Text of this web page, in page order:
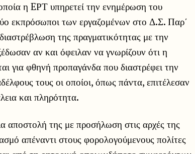
η EΡΤ υπηρετεί την ενημέρωση του
εκπρόσωποι των εργαζομένων στο Δ.Σ. Παρ΄
της πραγματικότητας με την
αν και όφειλαν να γνωρίζουν ότι η
για φθηνή προπαγάνδα που διαστρέφει την
τους οι οποίοι, όπως πάντα, επιτέλεσαν
και πληρότητα.
αποστολή της με προσήλωση στις αρχές της
απέναντι στους φορολογούμενους πολίτες